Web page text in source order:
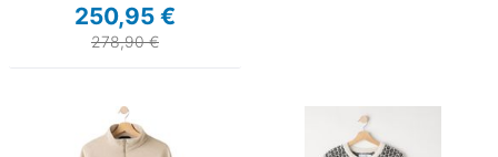
250,95 €
278,90 €